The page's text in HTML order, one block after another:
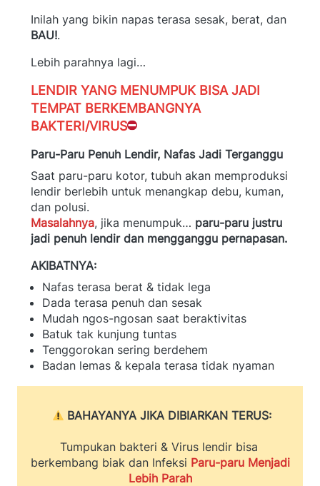
BAU!.
Lebih parahnya lagi…
LENDIR YANG MENUMPUK BISA JADI
TEMPAT BERKEMBANGNYA
BAKTERI/VIRUS
Paru-Paru Penuh Lendir, Nafas Jadi Terganggu
Saat paru-paru kotor, tubuh akan memproduksi
lendir berlebih untuk menangkap debu, kuman,
dan polusi.
Masalahnya, jika menumpuk… paru-paru justru
jadi penuh lendir dan mengganggu pernapasan.
AKIBATNYA:
Nafas terasa berat & tidak lega
Dada terasa penuh dan sesak
Mudah ngos-ngosan saat beraktivitas
Batuk tak kunjung tuntas
Tenggorokan sering berdehem
Badan lemas & kepala terasa tidak nyaman
BAHAYANYA JIKA DIBIARKAN TERUS:
Tumpukan bakteri & Virus lendir bisa
berkembang biak dan Infeksi Paru-paru Menjadi
Lebih Parah